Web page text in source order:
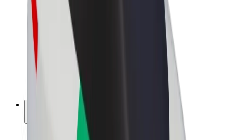
Revenus du chauffeur
Revenus du livreur
Commerçants Bolt Food
Rejoignez-nous